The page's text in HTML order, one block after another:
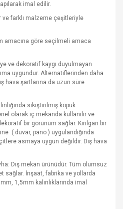
imal edilir.
ve farklı malzeme çeşitleriyle
amacına göre seçilmeli amaca
ve dekoratif kaygı duyulmayan
uygundur. Alternatiflerinden daha
hava şartlarına da uzun süre
sıkıştırılmış köpük
olarak iç mekanda kullanılır ve
bir görünüm sağlar. Kırılgan bir
( duvar, pano ) uygulandığında
asmaya uygun değildir. Dış hava
Dış mekan ürünüdür. Tüm olumsuz
sağlar. İnşaat, fabrika ve yollarda
1,5mm kalınlıklarında imal